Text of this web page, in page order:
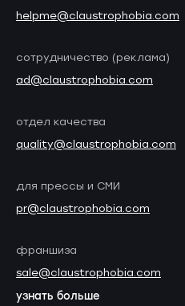
helpme@claustrophobia.com
сотрудничество (реклама)
ad@claustrophobia.com
отдел качества
quality@claustrophobia.com
для прессы и СМИ
pr@claustrophobia.com
франшиза
sale@claustrophobia.com
узнать больше